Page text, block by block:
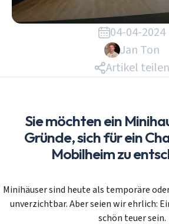
04-04-2024
Jan Ton
Artikel teilen
Sie möchten ein
Gründe, sich für ein
Mobilheim zu
Minihäuser sind heute als temporäre
unverzichtbar. Aber seien wir ehrlich:
schön teuer sein.